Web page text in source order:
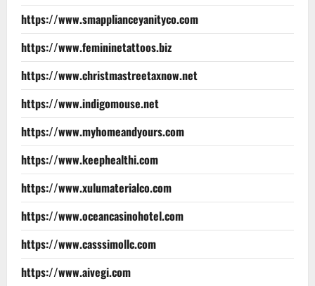
https://www.smapplianceyanityco.com
https://www.femininetattoos.biz
https://www.christmastreetaxnow.net
https://www.indigomouse.net
https://www.myhomeandyours.com
https://www.keephealthi.com
https://www.xulumaterialco.com
https://www.oceancasinohotel.com
https://www.casssimollc.com
https://www.aivegi.com